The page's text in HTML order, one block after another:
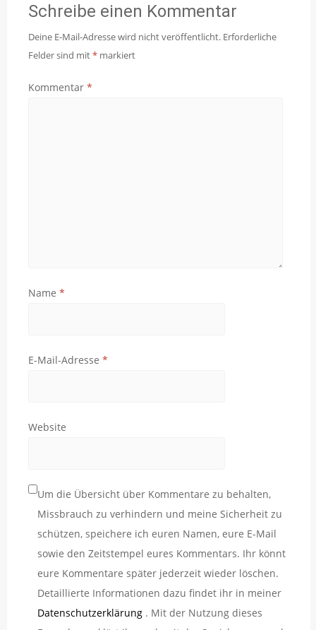
Schreibe einen Kommentar
Deine E-Mail-Adresse wird nicht veröffentlicht. Erforderliche
Felder sind mit* markiert
Kommentar *
Name *
E-Mail-Adresse *
Website
Um die Übersicht über Kommentare zu behalten,
Missbrauch zu verhindern und meine Sicherheit zu
schützen, speichere ich euren Namen, eure E-Mail
sowie den Zeitstempel eures Kommentars. Ihr könnt
eure Kommentare später jederzeit wieder löschen.
Detaillierte Informationen dazu findet ihr in meiner
Datenschutzerklärung . Mit der Nutzung dieses